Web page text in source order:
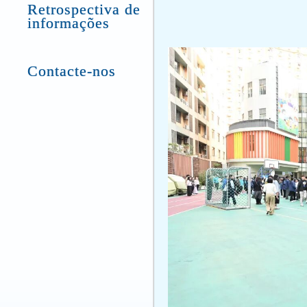
Retrospectiva de
informações
Contacte-nos